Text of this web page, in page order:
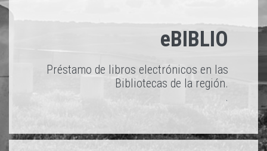
eBIBLIO
Préstamo de libros electrónicos en las
Bibliotecas de la región.
.